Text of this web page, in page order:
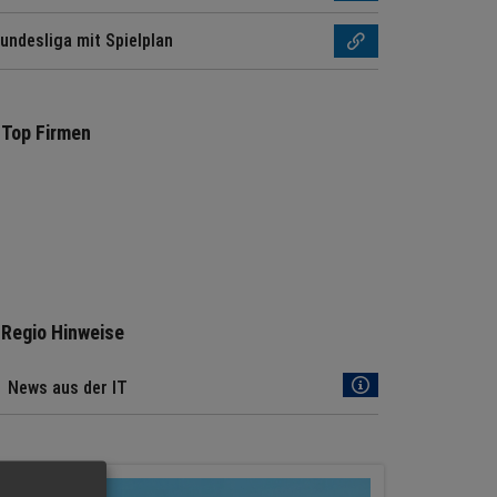
mit Spielplan
Top Firmen
Regio Hinweise
News aus der IT